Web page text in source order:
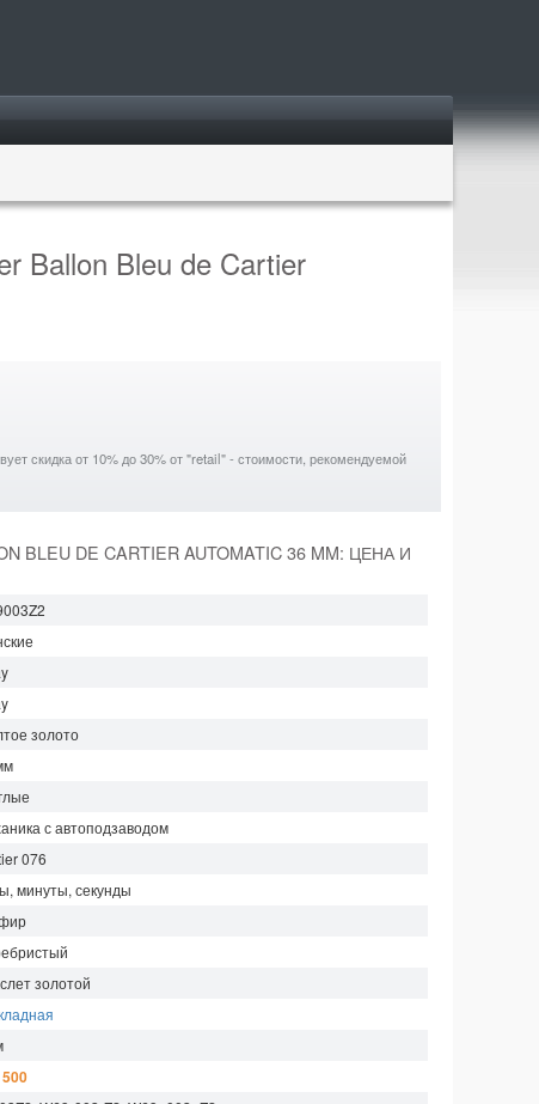
Ballon Bleu de Cartier
скидка от 10% до 30% от "retail" - стоимости, рекомендуемой
BLEU DE CARTIER AUTOMATIC 36 MM: ЦЕНА И
золото
с автоподзаводом
076
минуты, секунды
золотой